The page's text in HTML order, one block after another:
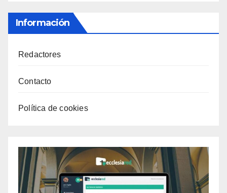
Información
Redactores
Contacto
Política de cookies